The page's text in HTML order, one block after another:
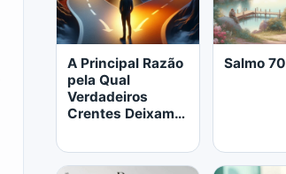
A Principal Razão
pela Qual
Verdadeiros
Crentes Deixam a
Salmo 70